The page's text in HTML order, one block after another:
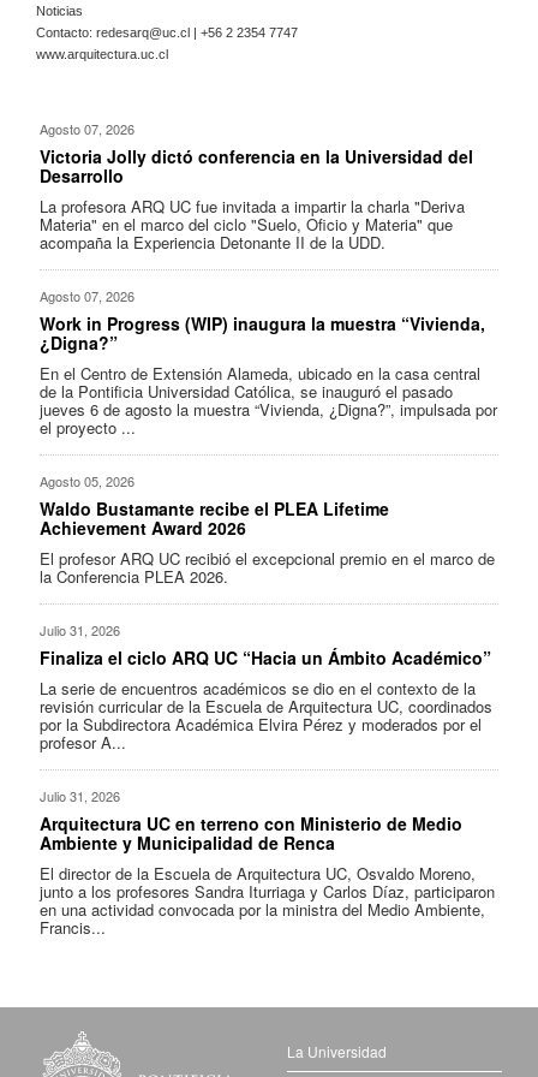
Noticias
Contacto: redesarq@uc.cl
| +56 2 2354 7747
www.arquitectura.uc.cl
Agosto 07, 2026
Victoria Jolly dictó conferencia en la Universidad del
Desarrollo
La profesora ARQ UC fue invitada a impartir la charla "Deriva
Materia" en el marco del ciclo "Suelo, Oficio y Materia" que
acompaña la Experiencia Detonante II de la UDD.
Agosto 07, 2026
Work in Progress (WIP) inaugura la muestra “Vivienda,
¿Digna?”
En el Centro de Extensión Alameda, ubicado en la casa central
de la Pontificia Universidad Católica, se inauguró el pasado
jueves 6 de agosto la muestra “Vivienda, ¿Digna?”, impulsada por
el proyecto ...
Agosto 05, 2026
Waldo Bustamante recibe el PLEA Lifetime
Achievement Award 2026
El profesor ARQ UC recibió el excepcional premio en el marco de
la Conferencia PLEA 2026.
Julio 31, 2026
Finaliza el ciclo ARQ UC “Hacia un Ámbito Académico”
La serie de encuentros académicos se dio en el contexto de la
revisión curricular de la Escuela de Arquitectura UC, coordinados
por la Subdirectora Académica Elvira Pérez y moderados por el
profesor A...
Julio 31, 2026
Arquitectura UC en terreno con Ministerio de Medio
Ambiente y Municipalidad de Renca
El director de la Escuela de Arquitectura UC, Osvaldo Moreno,
junto a los profesores Sandra Iturriaga y Carlos Díaz, participaron
en una actividad convocada por la ministra del Medio Ambiente,
Francis...
La Universidad